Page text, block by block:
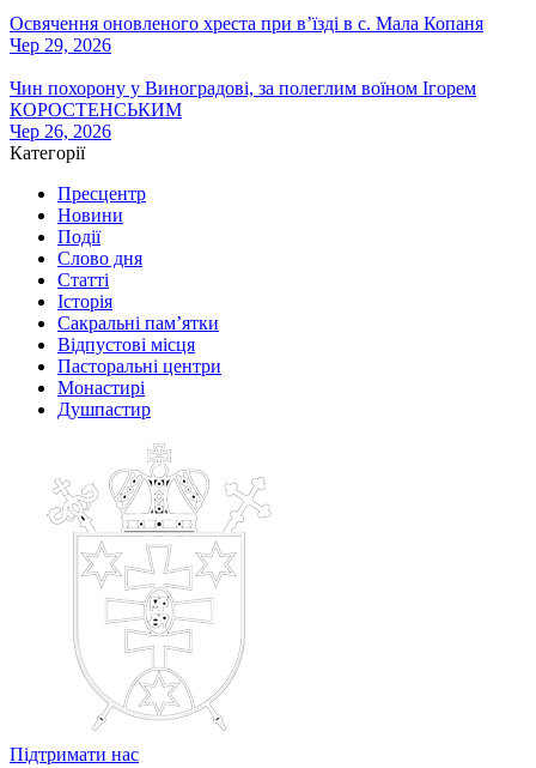
Освячення оновленого хреста при вʼїзді в с. Мала Копаня
Чер 29, 2026
Чин похорону у Виноградові, за полеглим воїном Ігорем
КОРОСТЕНСЬКИМ
Чер 26, 2026
Категорії
Пресцентр
Новини
Події
Слово дня
Статті
Історія
Сакральні пам’ятки
Відпустові місця
Пасторальні центри
Монастирі
Душпастир
Підтримати нас